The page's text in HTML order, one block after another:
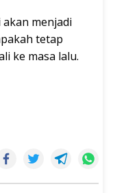
menjadi
tetap
ke masa lalu.